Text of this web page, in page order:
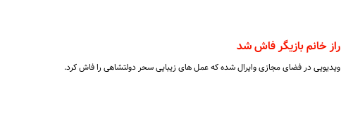
راز خانم بازیگر فاش شد
ویدیویی در فضای مجازی وایرال شده که عمل های زیبایی سحر دولتشاهی را فاش کرد.